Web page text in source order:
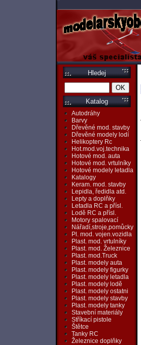
Hledej
Katalog
Autodráhy
Barvy
Dřevěné mod. stavby
Dřevěné modely lodí
Helikoptery Rc
Hot.mod.voj.technika
Hotové mod. auta
Hotové mod. vrtulníky
Hotové modely letadla
Katalogy
Keram. mod. stavby
Lepidla, ředidla atd.
Lepty a doplňky
Letadla RC a přísl.
Lodě RC a přísl.
Motory spalovací
Nářadí,stroje,pomůcky
Pl. mod. vojen.vozidla
Plast. mod. vrtulníky
Plast. mod. Železnice
Plast. mod.Truck
Plast. modely auta
Plast. modely figurky
Plast. modely letadla
Plast. modely lodě
Plast. modely ostatni
Plast. modely stavby
Plast. modely tanky
Stavební materiály
Stříkací pistole
Štětce
Tanky RC
Železnice doplňky